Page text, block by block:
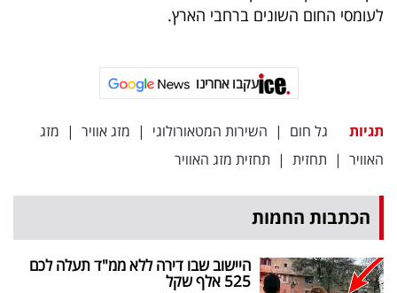
פרסמו
לעומסי החום השונים ברחבי הארץ.
עקבו אחרינו
תגיות גל חום | השירות המטאורולוגי | מזג אוויר | מזג
האוויר | תחזית | תחזית מזג האוויר
הכתבות החמות
היישוב שבו דירה ללא ממ"ד תעלה לכם
525 אלף שקל